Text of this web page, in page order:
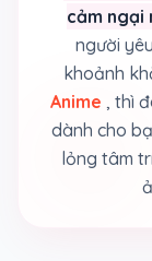
cảm ngại
người
khoảnh
Anime , thì
dành cho
lỏng tâm